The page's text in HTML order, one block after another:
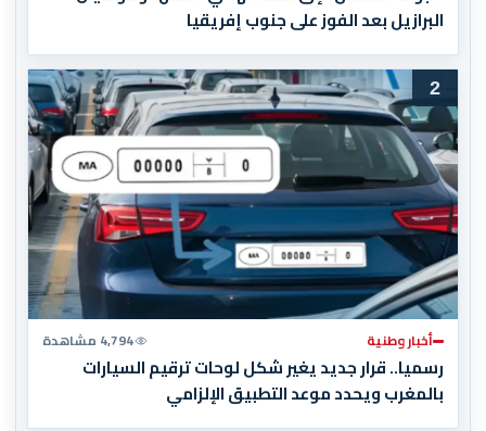
البرازيل بعد الفوز على جنوب إفريقيا
2
أخبار وطنية 4,794 مشاهدة
رسميا.. قرار جديد يغير شكل لوحات ترقيم السيارات
بالمغرب ويحدد موعد التطبيق الإلزامي